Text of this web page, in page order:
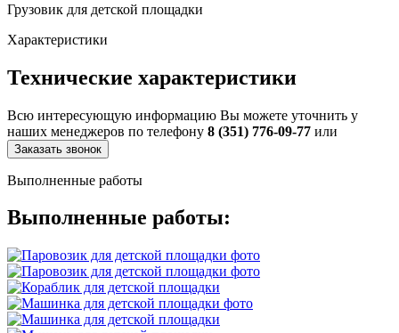
Грузовик для детской площадки
Характеристики
Технические характеристики
Всю интересующую информацию Вы можете уточнить у
наших менеджеров по телефону 8 (351) 776-09-77 или
Заказать звонок
Выполненные работы
Выполненные работы: